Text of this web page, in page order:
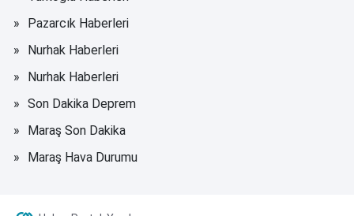
Pazarcık Haberleri
Nurhak Haberleri
Nurhak Haberleri
Son Dakika Deprem
Maraş Son Dakika
Maraş Hava Durumu